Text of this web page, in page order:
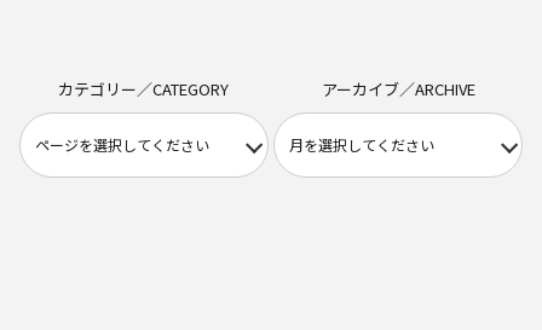
カテゴリー／CATEGORY アーカイブ／ARCHIVE